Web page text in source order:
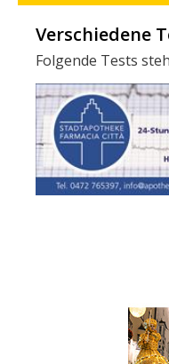
Verschiedene
Folgende Tests